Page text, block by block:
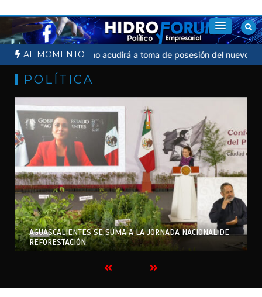
al
contenido
AL MOMENTO
Sheinbaum no acudirá a toma de posesión del nuevo
POLÍTICA
AGUASCALIENTES SE SUMA A LA JORNADA NACIONAL DE
REFORESTACIÓN